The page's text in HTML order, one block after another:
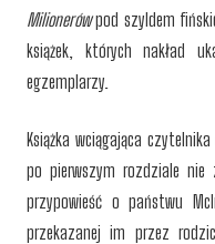
Milionerówpod szyldem
książek, których nakład
egzemplarzy.
Książka wciągająca
po pierwszym rozdziale nie
przypowieść o państwu
przekazanej im przez